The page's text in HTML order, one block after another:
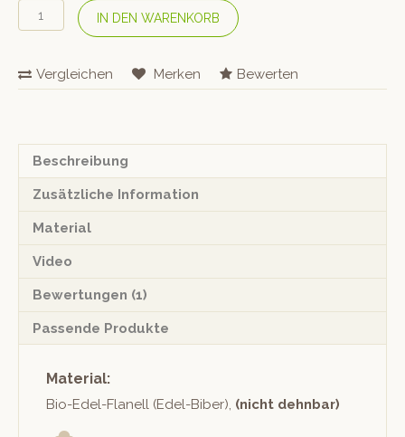
COTONEA
Bio
Flanell-
Fixleintuch
Menge
IN DEN WARENKORB
Vergleichen Merken Bewerten
Beschreibung
Zusätzliche Information
Material
Video
Bewertungen (1)
Passende Produkte
Material:
Bio-Edel-Flanell (Edel-Biber), (nicht dehn­bar)